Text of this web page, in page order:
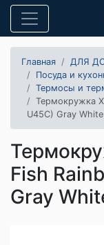
Главная
ДЛЯ
Посуда и
Термосы и
Термокружка
U45C) Gray White
Fish
Gray